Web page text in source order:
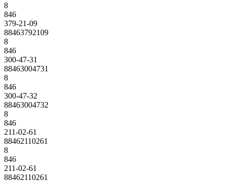
8
846
379-21-09
88463792109
8
846
300-47-31
88463004731
8
846
300-47-32
88463004732
8
846
211-02-61
88462110261
8
846
211-02-61
88462110261